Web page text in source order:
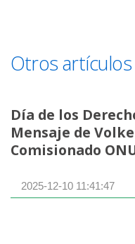
Otros artículos
Día de los
Mensaje de
Comisionado
2025-12-10 11:41:47